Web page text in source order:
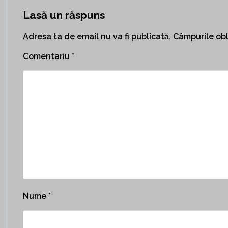
Lasă un răspuns
Adresa ta de email nu va fi publicată. Câmpurile
Comentariu *
Nume *